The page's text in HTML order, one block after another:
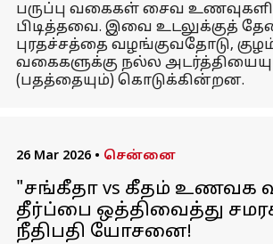
பருப்பு வகைகள் சைவ
பிடித்தவை. இவை உடலுக்குத்
புரதச்சத்தை வழங்குவதோடு,
வகைகளுக்கு நல்ல
(பதத்தையும்) கொடுக்கின்றன.
26 Mar 2026 • சென்னை
"சங்கீதா vs கீதம் உணவக
தீர்ப்பை ஒத்திவைத்து
நீதிபதி யோசனை!